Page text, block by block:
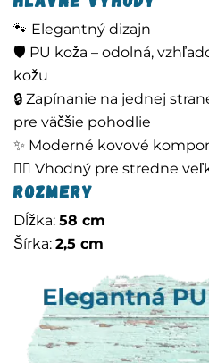
🐾 Elegantný dizajn
🛡️ PU koža – odolná,
kožu
🔒 Zapínanie na jednej
pre väčšie pohodlie
✨ Moderné kovové
🚶‍♂️ Vhodný pre stredne
Rozmery
Dĺžka: 58 cm
Šírka: 2,5 cm